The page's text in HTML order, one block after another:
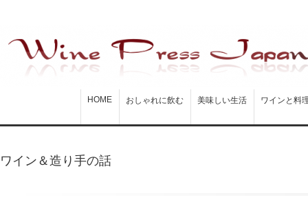
HOME おしゃれに飲む 美味しい生活 ワインと料
ワイン＆造り手の話